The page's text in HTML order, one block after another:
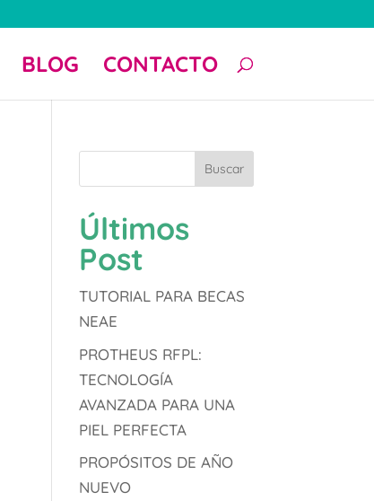
BLOG CONTACTO
Buscar
Últimos
Post
TUTORIAL PARA BECAS
NEAE
PROTHEUS RFPL:
TECNOLOGÍA
AVANZADA PARA UNA
PIEL PERFECTA
PROPÓSITOS DE AÑO
NUEVO